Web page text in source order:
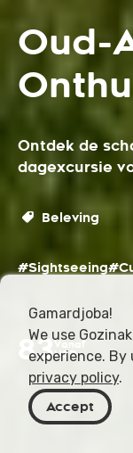
Oud-
Ontdek de
dagexcursie
Beleving
#Sightseeing
83Vanaf
USD
Gamardjoba!
We use
experience. By
privacy policy.
Accept